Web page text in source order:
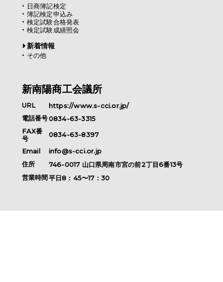
日商簿記検定
簿記検定申込み
検定試験合格発表
検定試験成績照会
新着情報
その他
新南陽商工会議所
URL
https://www.s-cci.or.jp/
電話番号0834-63-3315
FAX番
号
0834-63-8397
Email
info@s-cci.or.jp
住所
746-0017山口県周南市宮の前2丁目6番13号
営業時間平日8：45〜17：30